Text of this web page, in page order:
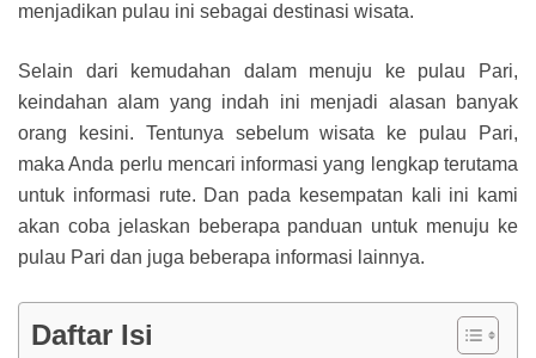
menjadikan pulau ini sebagai destinasi wisata.
Selain dari kemudahan dalam menuju ke pulau Pari,
keindahan alam yang indah ini menjadi alasan banyak
orang kesini. Tentunya sebelum wisata ke pulau Pari,
maka Anda perlu mencari informasi yang lengkap terutama
untuk informasi rute. Dan pada kesempatan kali ini kami
akan coba jelaskan beberapa panduan untuk menuju ke
pulau Pari dan juga beberapa informasi lainnya.
Daftar Isi